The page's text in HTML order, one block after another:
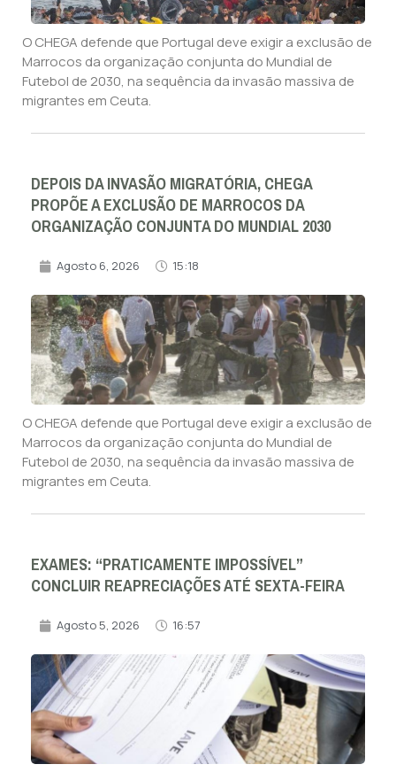
O CHEGA defende que Portugal deve exigir a exclusão de
Marrocos da organização conjunta do Mundial de
Futebol de 2030, na sequência da invasão massiva de
migrantes em Ceuta.
DEPOIS DA INVASÃO MIGRATÓRIA, CHEGA
PROPÕE A EXCLUSÃO DE MARROCOS DA
ORGANIZAÇÃO CONJUNTA DO MUNDIAL 2030
Agosto 6, 2026 15:18
O CHEGA defende que Portugal deve exigir a exclusão de
Marrocos da organização conjunta do Mundial de
Futebol de 2030, na sequência da invasão massiva de
migrantes em Ceuta.
EXAMES: “PRATICAMENTE IMPOSSÍVEL”
CONCLUIR REAPRECIAÇÕES ATÉ SEXTA-FEIRA
Agosto 5, 2026 16:57